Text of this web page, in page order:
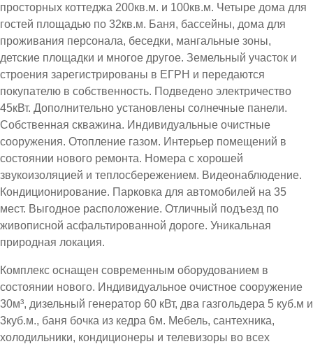
просторных коттеджа 200кв.м. и 100кв.м. Четыре дома для
гостей площадью по 32кв.м. Баня, бассейны, дома для
проживания персонала, беседки, мангальные зоны,
детские площадки и многое другое. Земельный участок и
строения зарегистрированы в ЕГРН и передаются
покупателю в собственность. Подведено электричество
45кВт. Дополнительно установлены солнечные панели.
Собственная скважина. Индивидуальные очистные
сооружения. Отопление газом. Интерьер помещений в
состоянии нового ремонта. Номера с хорошей
звукоизоляцией и теплосбережением. Видеонаблюдение.
Кондиционирование. Парковка для автомобилей на 35
мест. Выгодное расположение. Отличный подъезд по
живописной асфальтированной дороге. Уникальная
природная локация.
Комплекс оснащен современным оборудованием в
состоянии нового. Индивидуальное очистное сооружение
30м³, дизельный генератор 60 кВт, два газгольдера 5 куб.м и
3куб.м., баня бочка из кедра 6м. Мебель, сантехника,
холодильники, кондиционеры и телевизоры во всех